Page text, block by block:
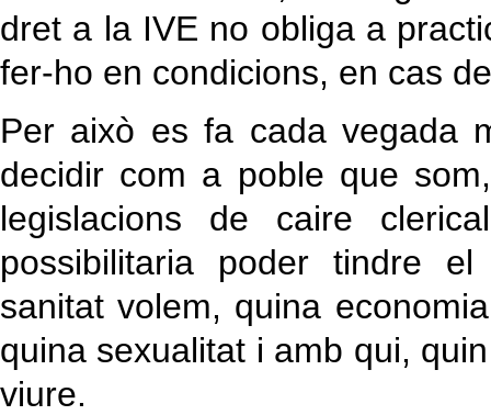
dret a la IVE no obliga a
fer-ho en condicions, en cas
Per això es fa cada vegada
decidir com a poble que
legislacions de caire
possibilitaria poder tindre
sanitat volem, quina
quina sexualitat i amb qui,
viure.